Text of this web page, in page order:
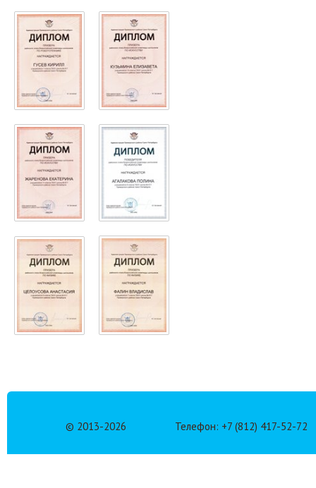
© 2013-2026 Телефон: +7 (812) 417-52-72